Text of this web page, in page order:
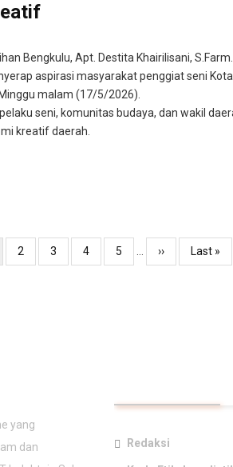
Bengkulu, Apt. Destita Khairilisani,
aspirasi masyarakat penggiat seni
malam (17/5/2026).
seni, komunitas budaya, dan wakil
kreatif daerah.
Page
2 Page
3 Page
4 Page
5 …
Next
page
››
Last
page
Last »
yang
dan
Redaksi